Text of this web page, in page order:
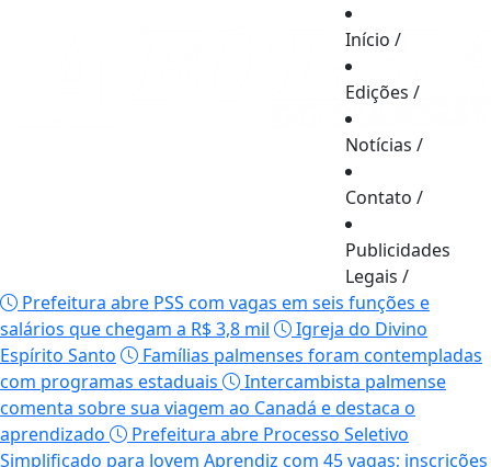
Início /
Edições /
Notícias /
Contato /
Publicidades
Legais /
Prefeitura abre PSS com vagas em seis funções e
salários que chegam a R$ 3,8 mil
Igreja do Divino
Espírito Santo
Famílias palmenses foram contempladas
com programas estaduais
Intercambista palmense
comenta sobre sua viagem ao Canadá e destaca o
aprendizado
Prefeitura abre Processo Seletivo
Simplificado para Jovem Aprendiz com 45 vagas; inscrições